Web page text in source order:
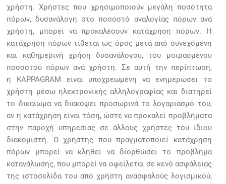
χρήστη. Χρήστες που χρησιμοποιούν μεγάλη ποσότητα
πόρων, δυσανάλογη στο ποσοστό αναλογίας πόρων ανά
χρήστη, μπορεί να προκαλέσουν κατάχρηση πόρων. Η
κατάχρηση πόρων τίθεται ως όρος μετά από συνεχόμενη
και καθημερινή χρήση δυσανάλογου, του μοιρασμένου
ποσοστού πόρων ανά χρήστη. Σε αυτή την περίπτωση,
η KAPPAGRAM είναι υποχρεωμένη να ενημερώσει το
χρήστη μέσω ηλεκτρονικής αλληλογραφίας και διατηρεί
το δικαίωμα να διακόψει προσωρινά το λογαριασμό του,
αν η κατάχρηση είναι τόση, ώστε να προκαλεί προβλήματα
στην παροχή υπηρεσίας σε άλλους χρήστες του ίδιου
διακομιστή. Ο χρήστης που πραγματοποιεί κατάχρηση
πόρων μπορεί να κληθεί να διορθώσει το πρόβλημα
κατανάλωσης, που μπορεί να οφείλεται σε κενό ασφάλειας
της ιστοσελίδα του από χρήστη ανασφαλούς λογισμικού,